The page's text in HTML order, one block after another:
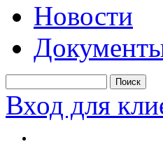
Новости
Вход для